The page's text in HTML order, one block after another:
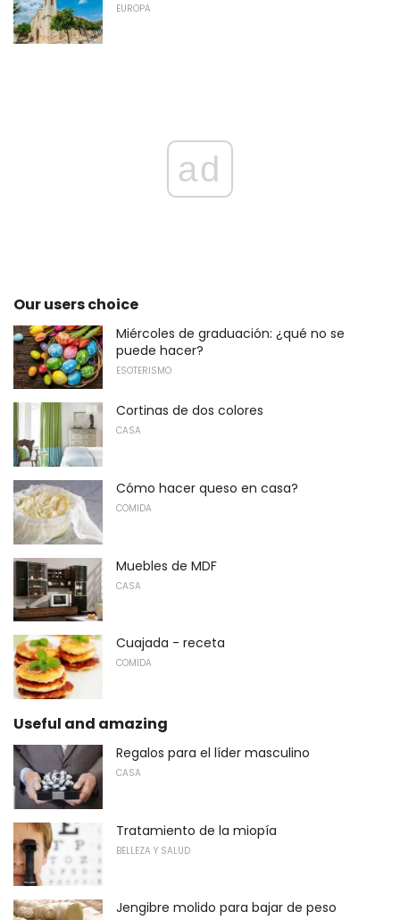
EUROPA
ad
Our users choice
Miércoles de graduación: ¿qué no se
puede hacer?
ESOTERISMO
Cortinas de dos colores
CASA
Cómo hacer queso en casa?
COMIDA
Muebles de MDF
CASA
Cuajada - receta
COMIDA
Useful and amazing
Regalos para el líder masculino
CASA
Tratamiento de la miopía
BELLEZA Y SALUD
Jengibre molido para bajar de peso